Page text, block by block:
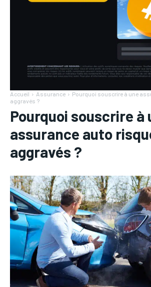
Accueil Assurance
Pourquoi souscrire à une
aggravés ?
Pourquoi souscrire à
assurance auto
aggravés ?